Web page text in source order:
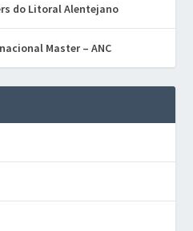
do Litoral Alentejano
Master – ANC